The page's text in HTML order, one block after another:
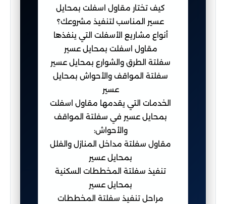
كيف تختار مقاول اسفلت بمحايل
عسير المناسب لتنفيذ مشروعك؟
أنواع مشاريع الأسفلت التي ينفذها
مقاول اسفلت بمحايل عسير
سفلتة الطرق والشوارع بمحايل عسير
سفلتة المواقف والأحواش بمحايل
عسير
الخدمات التي يقدمها مقاول اسفلت
بمحايل عسير في سفلتة المواقف
والأحواش:
مقاول سفلتة مداخل المنازل والفلل
بمحايل عسير
تنفيذ سفلتة المخططات السكنية
بمحايل عسير
مراحل تنفيذ سفلتة المخططات